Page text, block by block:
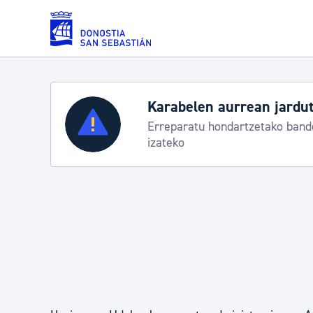
Eduki nagusira joan
Zerbitzuak
Errolda eta gai pertsonalak
Karabelen aurrean
Erreparatu hondartzetako
izateko